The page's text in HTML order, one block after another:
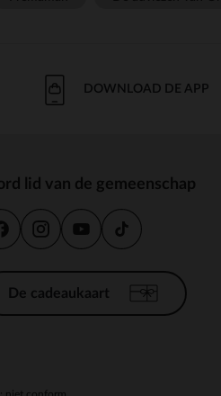
DOWNLOAD DE APP
lid van de gemeenschap
De cadeaukaart